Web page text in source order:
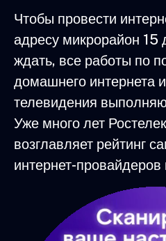
Чтобы провести
адресу микрорайон 15
ждать, все работы по
домашнего интернета
телевидения
Уже много лет
возглавляет рейтинг
интернет-провайдеров